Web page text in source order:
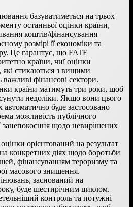
базуватиметься на трьох
останньої оцінки країни,
коштів/фінансування
розмірі її економіки та
Це гарантує, що FATF
країни, чиї оцінки
які стикаються з вищими
фінансові сектори.
країни матимуть три роки, щоб
недоліки. Якщо вони цього
автоматично буде застосовано
можливість публічного
щодо невирішених
орієнтований на результат
конкретних діях щодо боротьби
фінансуванням тероризму та
масового знищення.
заснований на
буде шестирічним циклом.
контроль та потужні